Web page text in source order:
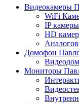
Видеокамеры
WiFi
IP
HD
Домофон
Мониторы